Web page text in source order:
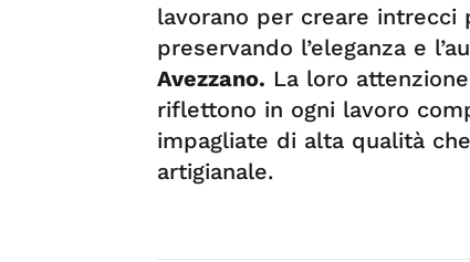
lavorano per creare
preservando l’eleganza e
Avezzano. La loro
riflettono in ogni lavoro
impagliate di alta qualità
artigianale.